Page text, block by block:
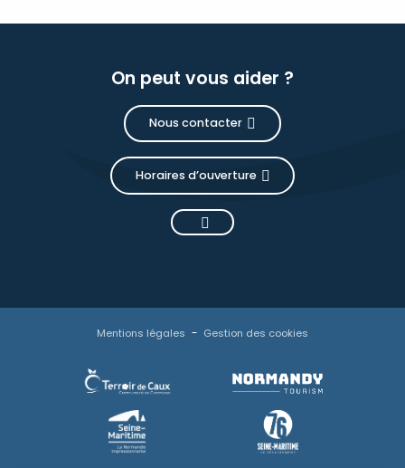
On peut vous aider ?
Nous contacter
Horaires d’ouverture
Mentions légales Gestion des cookies